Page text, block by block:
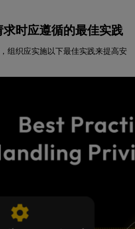
时应遵循的最佳实践
组织应实施以下最佳实践来提高安